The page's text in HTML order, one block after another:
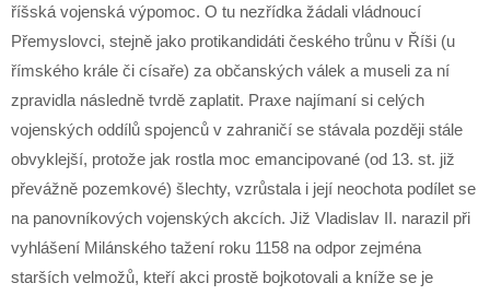
říšská vojenská výpomoc. O tu nezřídka žádali vládnoucí
Přemyslovci, stejně jako protikandidáti českého trůnu v Říši (u
římského krále či císaře) za občanských válek a museli za ní
zpravidla následně tvrdě zaplatit. Praxe najímaní si celých
vojenských oddílů spojenců v zahraničí se stávala později stále
obvyklejší, protože jak rostla moc emancipované (od 13. st. již
převážně pozemkové) šlechty, vzrůstala i její neochota podílet se
na panovníkových vojenských akcích. Již Vladislav II. narazil při
vyhlášení Milánského tažení roku 1158 na odpor zejména
starších velmožů, kteří akci prostě bojkotovali a kníže se je